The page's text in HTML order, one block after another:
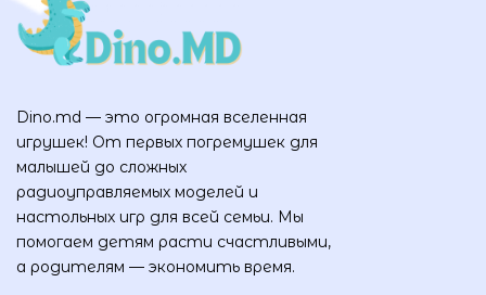
Dino.md — это огромная вселенная
игрушек! От первых погремушек для
малышей до сложных
радиоуправляемых моделей и
настольных игр для всей семьи. Мы
помогаем детям расти счастливыми,
а родителям — экономить время.